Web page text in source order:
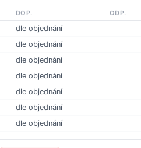
DOP. ODP.
dle objednání
dle objednání
dle objednání
dle objednání
dle objednání
dle objednání
dle objednání